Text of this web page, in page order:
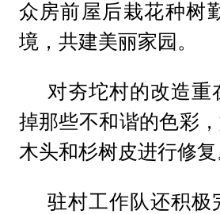
众房前屋后栽花种树
境，共建美丽家园。
对夯坨村的改造
掉那些不和谐的色彩
木头和杉树皮进行修
驻村工作队还积极